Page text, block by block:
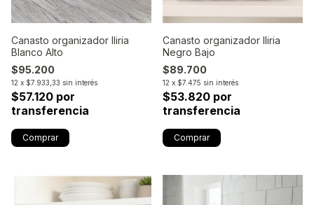
Canasto organizador Iliria
Blanco Alto
$95.200
12 x $7.933,33 sin interés
$57.120 por
transferencia
Canasto organizador Iliria
Negro Bajo
$89.700
12 x $7.475 sin interés
$53.820 por
transferencia